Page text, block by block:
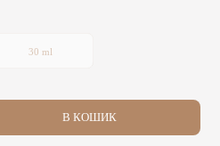
30 ml
В КОШИК